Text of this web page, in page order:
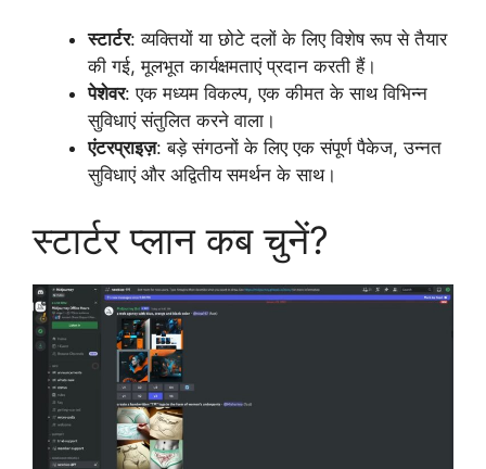
स्टार्टर: व्यक्तियों या छोटे दलों के लिए विशेष रूप से तैयार
की गई, मूलभूत कार्यक्षमताएं प्रदान करती हैं।
पेशेवर: एक मध्यम विकल्प, एक कीमत के साथ विभिन्न
सुविधाएं संतुलित करने वाला।
एंटरप्राइज़: बड़े संगठनों के लिए एक संपूर्ण पैकेज, उन्नत
सुविधाएं और अद्वितीय समर्थन के साथ।
स्टार्टर प्लान कब चुनें?